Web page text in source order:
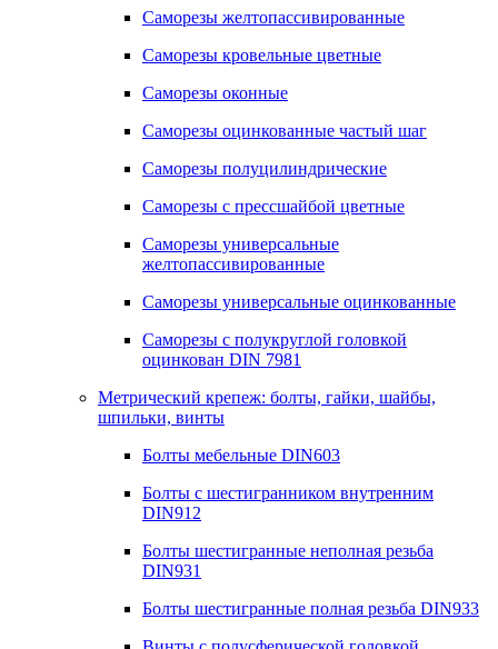
Саморезы желтопассивированные
Саморезы кровельные цветные
Саморезы оконные
Саморезы оцинкованные частый шаг
Саморезы полуцилиндрические
Саморезы с прессшайбой цветные
Саморезы универсальные
желтопассивированные
Саморезы универсальные оцинкованные
Саморезы с полукруглой головкой
оцинкован DIN 7981
Метрический крепеж: болты, гайки, шайбы,
шпильки, винты
Болты мебельные DIN603
Болты с шестигранником внутренним
DIN912
Болты шестигранные неполная резьба
DIN931
Болты шестигранные полная резьба DIN933